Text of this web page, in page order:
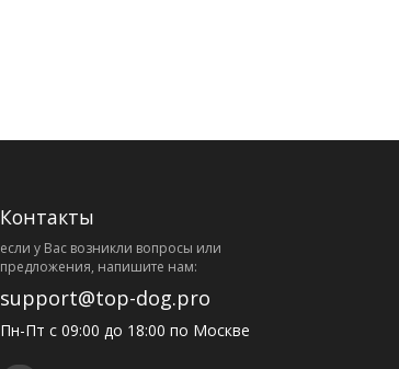
Контакты
eсли у Вас возникли вопросы или
предложения, напишите нам:
support@top-dog.pro
Пн-Пт с 09:00 до 18:00 по Москве